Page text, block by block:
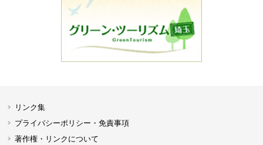
リンク集
プライバシーポリシー・免責事項
著作権・リンクについて